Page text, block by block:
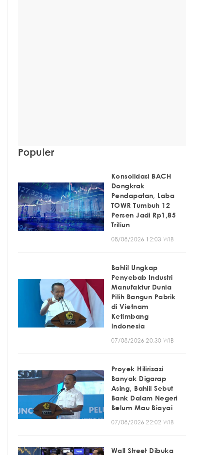
Populer
Konsolidasi BACH
Dongkrak
Pendapatan, Laba
TOWR Tumbuh 12
Persen Jadi Rp1,85
Triliun
08/08/2026 12:03 WIB
Bahlil Ungkap
Penyebab Industri
Manufaktur Dunia
Pilih Bangun Pabrik
di Vietnam
Ketimbang
Indonesia
07/08/2026 20:30 WIB
Proyek Hilirisasi
Banyak Digarap
Asing, Bahlil Sebut
Bank Dalam Negeri
Belum Mau Biayai
07/08/2026 22:02 WIB
Wall Street Dibuka